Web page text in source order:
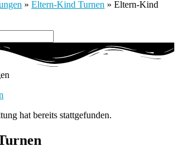
» Eltern-Kind Turnen » Eltern-Kind
hat bereits stattgefunden.